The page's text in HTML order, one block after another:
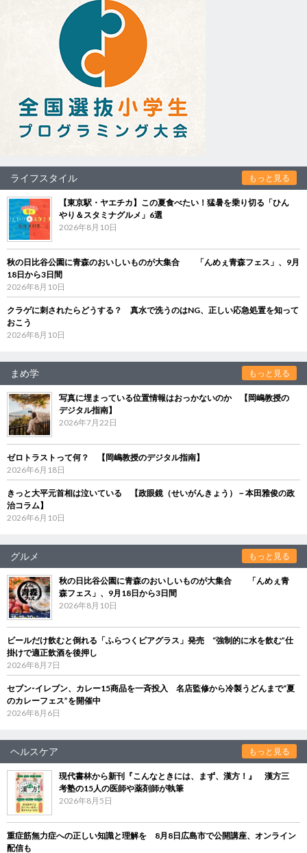
ライフスタイル もっと見る
【東京駅・ヤエチカ】この夏食べたい！猛暑を乗り切る「ひん
やり＆スタミナグルメ」6選
2026年8月10日
秋の日比谷公園に青森のおいしいものが大集合 「んめぇ青森フェス」、9月
18日から3日間
2026年8月10日
クラゲに刺されたらどうする？ 真水で洗うのはNG、正しい応急処置を知って
おこう
2026年8月10日
まめ学 もっと見る
写真に埋まっている位置情報はおっかないのか 【岡嶋教授の
デジタル指南】
2026年7月22日
ゼロトラストって何？ 【岡嶋教授のデジタル指南】
2026年6月18日
きっと大平元首相は泣いている 【政眼鏡（せいがんきょう）－本田雅俊の政
治コラム】
2026年6月10日
グルメ もっと見る
秋の日比谷公園に青森のおいしいものが大集合 「んめぇ青
森フェス」、9月18日から3日間
2026年8月10日
ビールだけ飲むと倒れる「ふらつくビアグラス」発売 “強制的に水を飲む”仕
掛けで適正飲酒を後押し
2026年8月7日
セブン‐イレブン、カレー15商品を一斉投入 名店監修から冷製うどんまで“夏
のカレーフェス”を開催中
2026年8月6日
ヘルスケア もっと見る
現代書林から新刊『こんなときには、まず、漢方！』 漢方三
考塾の15人の医師や薬剤師が執筆
2026年8月5日
重症筋無力症への正しい知識と理解を 8月8日広島市で公開講座、オンライン
配信も